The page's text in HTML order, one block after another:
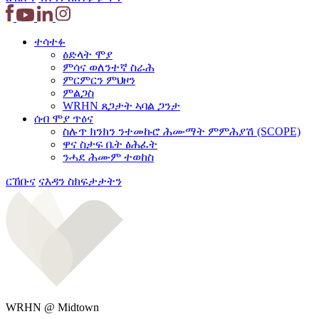
ተሳተፉ
ዕድላት ሞያ
ምሳና ወለንተኛ ስራሕ
ምርምርን ምህዞን
ምልጋስ
WRHN ጸጋታት ኣባል ጋንታ
ሰብ ሞያ ጥዕና
ስሉጥ ክንክን ንተመኩሮ ሕሙማት ምምሕያሽ (SCOPE)
ዋና ስታፍ ቤት ፅሕፈት
ንሓደ ሕሙም ተወከስ
ርኸቡና ናእዳን ስክፍታታትን
WRHN @ Midtown